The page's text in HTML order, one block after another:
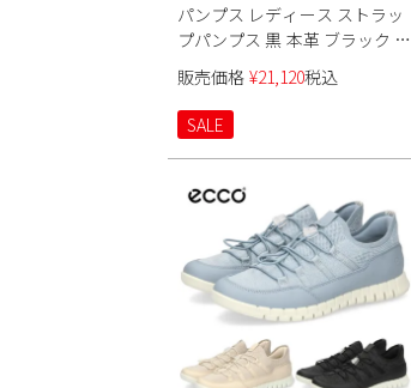
パンプス レディース ストラッ
プパンプス 黒 本革 ブラック ア
イボリー サヤ 51187 SAYA メリ
ージェーンシューズ スクエア
トゥ 日本製 靴
販売価格 ¥21,120税込
SALE